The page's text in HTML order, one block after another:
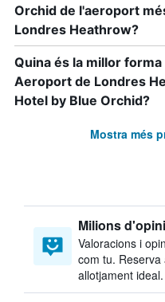
Orchid de l'aeroport
Londres Heathrow?
Quina és la millor
Aeroport de Londres
Hotel by Blue Orchid?
Mostra més
Milions
Valoracions i
com tu.
allotjament ideal.